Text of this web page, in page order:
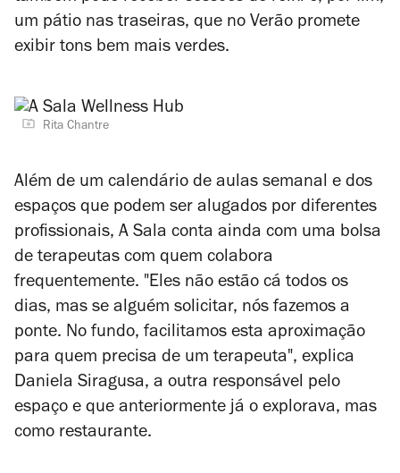
um pátio nas traseiras, que no Verão promete
exibir tons bem mais verdes.
Rita Chantre
Além de um calendário de aulas semanal e dos
espaços que podem ser alugados por diferentes
profissionais, A Sala conta ainda com uma bolsa
de terapeutas com quem colabora
frequentemente. "Eles não estão cá todos os
dias, mas se alguém solicitar, nós fazemos a
ponte. No fundo, facilitamos esta aproximação
para quem precisa de um terapeuta", explica
Daniela Siragusa, a outra responsável pelo
espaço e que anteriormente já o explorava, mas
como restaurante.